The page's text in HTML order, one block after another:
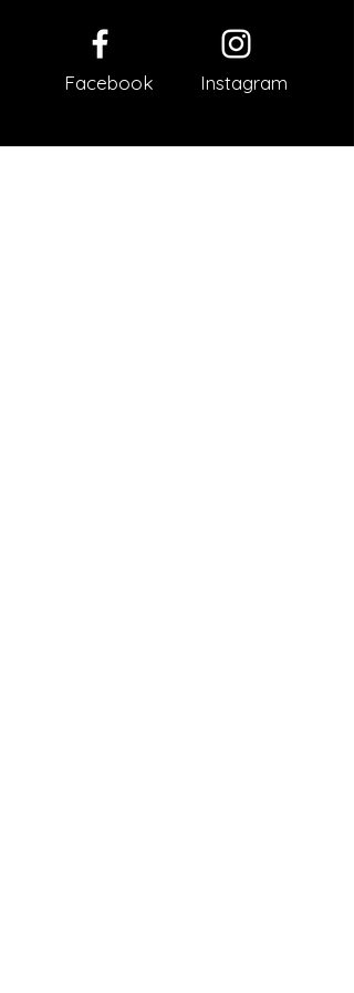
Facebook Instagram